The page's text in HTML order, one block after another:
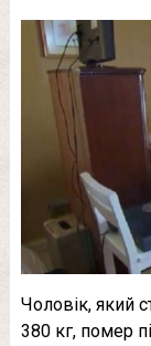
Чоловік, який
380 кг, помер